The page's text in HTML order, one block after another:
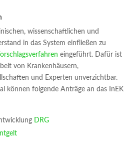
wissenschaftlichen und
in das System einfließen zu
eingeführt. Dafür ist
von Krankenhäusern,
und Experten unverzichtbar.
können folgende Anträge an das InEK
DRG